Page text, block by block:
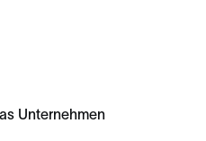
Unternehmen